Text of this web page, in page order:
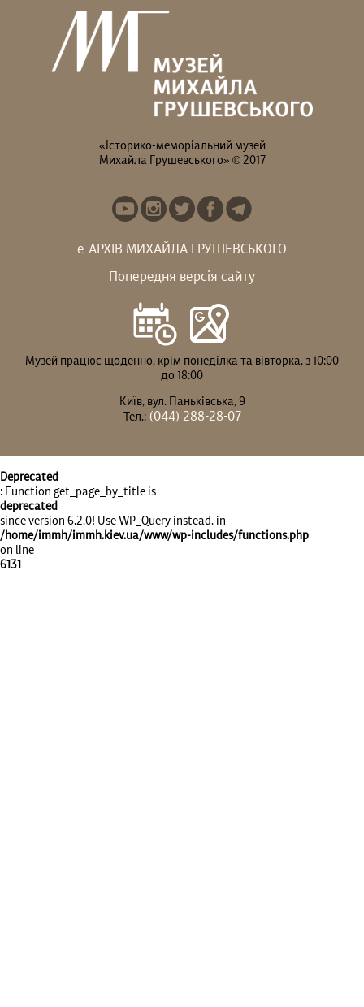
Гадаєте, що Михайло
Грушевський усе життя
був “батьком...
«Історико-меморіальний музей
Михайла Грушевського» © 2017
е-АРХІВ МИХАЙЛА ГРУШЕВСЬКОГО
Попередня версія сайту
Музей працює щоденно, крім понеділка та вівторка, з 10:00
до 18:00
Київ, вул. Паньківська, 9
Тел.:(044) 288-28-07
Deprecated
: Function get_page_by_title is
deprecated
since version 6.2.0! Use WP_Query instead. in
/home/immh/immh.kiev.ua/www/wp-includes/functions.php
on line
6131